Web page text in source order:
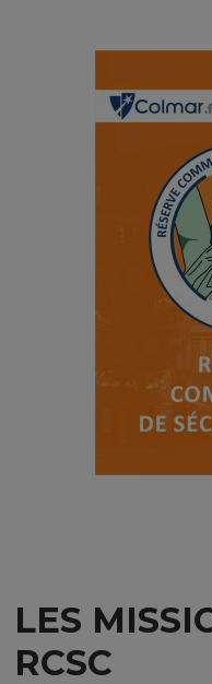
LES
RCSC